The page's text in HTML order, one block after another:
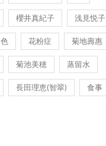
櫻井真紀子 浅見悦子
色 花粉症 菊地壽惠
菊池美穂 蒸留水
長田理恵(智翠) 食事